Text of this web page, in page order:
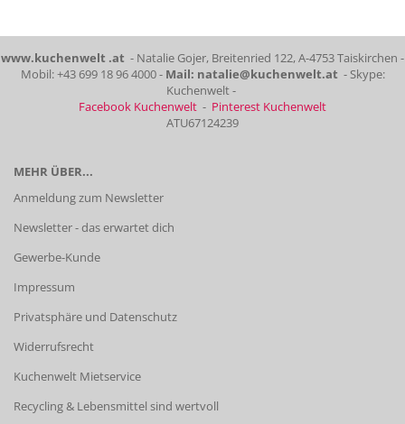
www.kuchenwelt .at - Natalie Gojer, Breitenried 122, A-4753 Taiskirchen -
Mobil: +43 699 18 96 4000 - Mail: natalie@kuchenwelt.at - Skype:
Kuchenwelt -
Facebook Kuchenwelt - Pinterest Kuchenwelt
ATU67124239
MEHR ÜBER...
Anmeldung zum Newsletter
Newsletter - das erwartet dich
Gewerbe-Kunde
Impressum
Privatsphäre und Datenschutz
Widerrufsrecht
Kuchenwelt Mietservice
Recycling & Lebensmittel sind wertvoll